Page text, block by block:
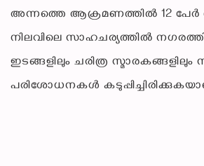
അന്നത്തെ ആക്രമണത്തിൽ 12 പേർ
നിലവിലെ സാഹചര്യത്തിൽ
ഇടങ്ങളിലും ചരിത്ര സ്മാരകങ്ങളിലും
പരിശോധനകൾ